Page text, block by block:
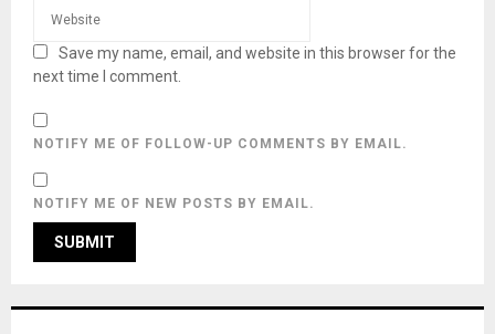
Save my name, email, and website in this browser for the
next time I comment.
NOTIFY ME OF FOLLOW-UP COMMENTS BY EMAIL.
NOTIFY ME OF NEW POSTS BY EMAIL.